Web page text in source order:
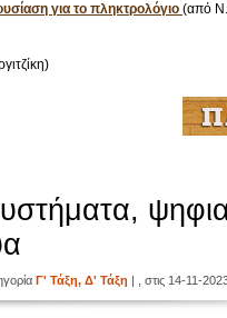
για το πληκτρολόγιο (από
Γ' Τάξη, Δ' Τάξη | , στις 14-11-